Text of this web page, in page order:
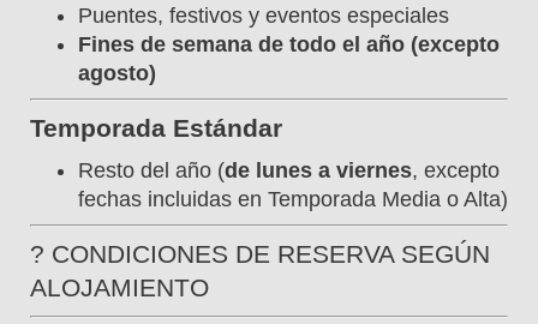
Puentes, festivos y eventos especiales
Fines de semana de todo el año (excepto
agosto)
Temporada Estándar
Resto del año (de lunes a viernes, excepto
fechas incluidas en Temporada Media o Alta)
? CONDICIONES DE RESERVA SEGÚN
ALOJAMIENTO